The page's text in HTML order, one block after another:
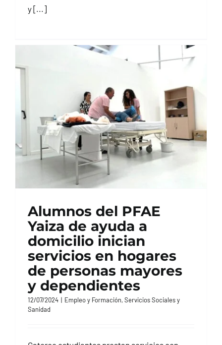
y [...]
Alumnos del PFAE
Yaiza de ayuda a
domicilio inician
servicios en hogares
de personas mayores
y dependientes
12/07/2024 | Empleo y Formación,Servicios Sociales y
Sanidad